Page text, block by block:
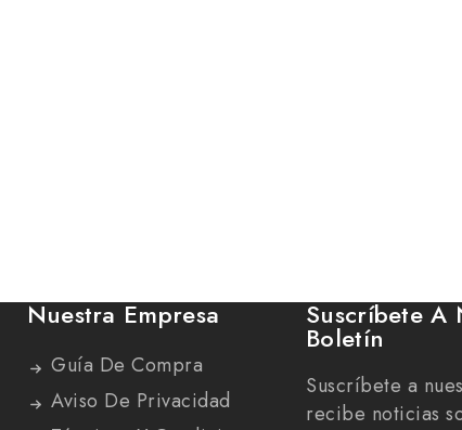
Nuestra Empresa
Guía De Compra
Aviso De Privacidad
Suscríbete A
Boletín
Suscríbete a
recibe noticias